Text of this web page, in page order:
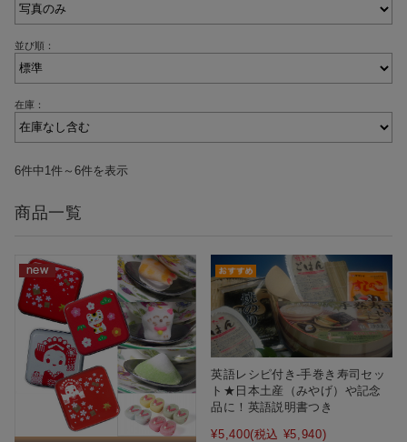
並び順：
在庫：
6件中1件～6件を表示
商品一覧
英語レシピ付き-手巻き寿司セッ
ト★日本土産（みやげ）や記念
品に！英語説明書つき
¥5,400(税込 ¥5,940)